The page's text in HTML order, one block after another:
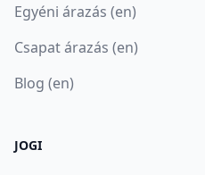
Egyéni árazás (en)
Csapat árazás (en)
Blog (en)
JOGI